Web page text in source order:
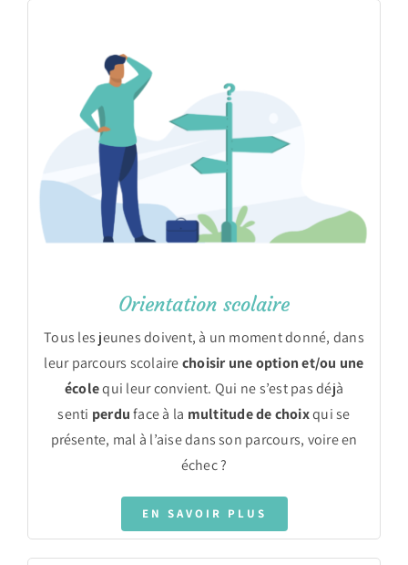
Orientation scolaire
Tous les jeunes doivent, à un moment donné, dans
leur parcours scolairechoisir une option et/ou une
écolequi leur convient. Qui ne s’est pas déjà
senti perduface à la multitude de choixqui se
présente, mal à l’aise dans son parcours, voire en
échec ?
EN SAVOIR PLUS